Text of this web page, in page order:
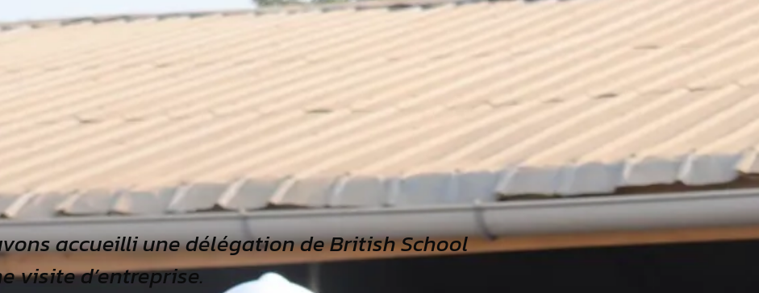
accueilli une délégation de British School
visite d’entreprise.